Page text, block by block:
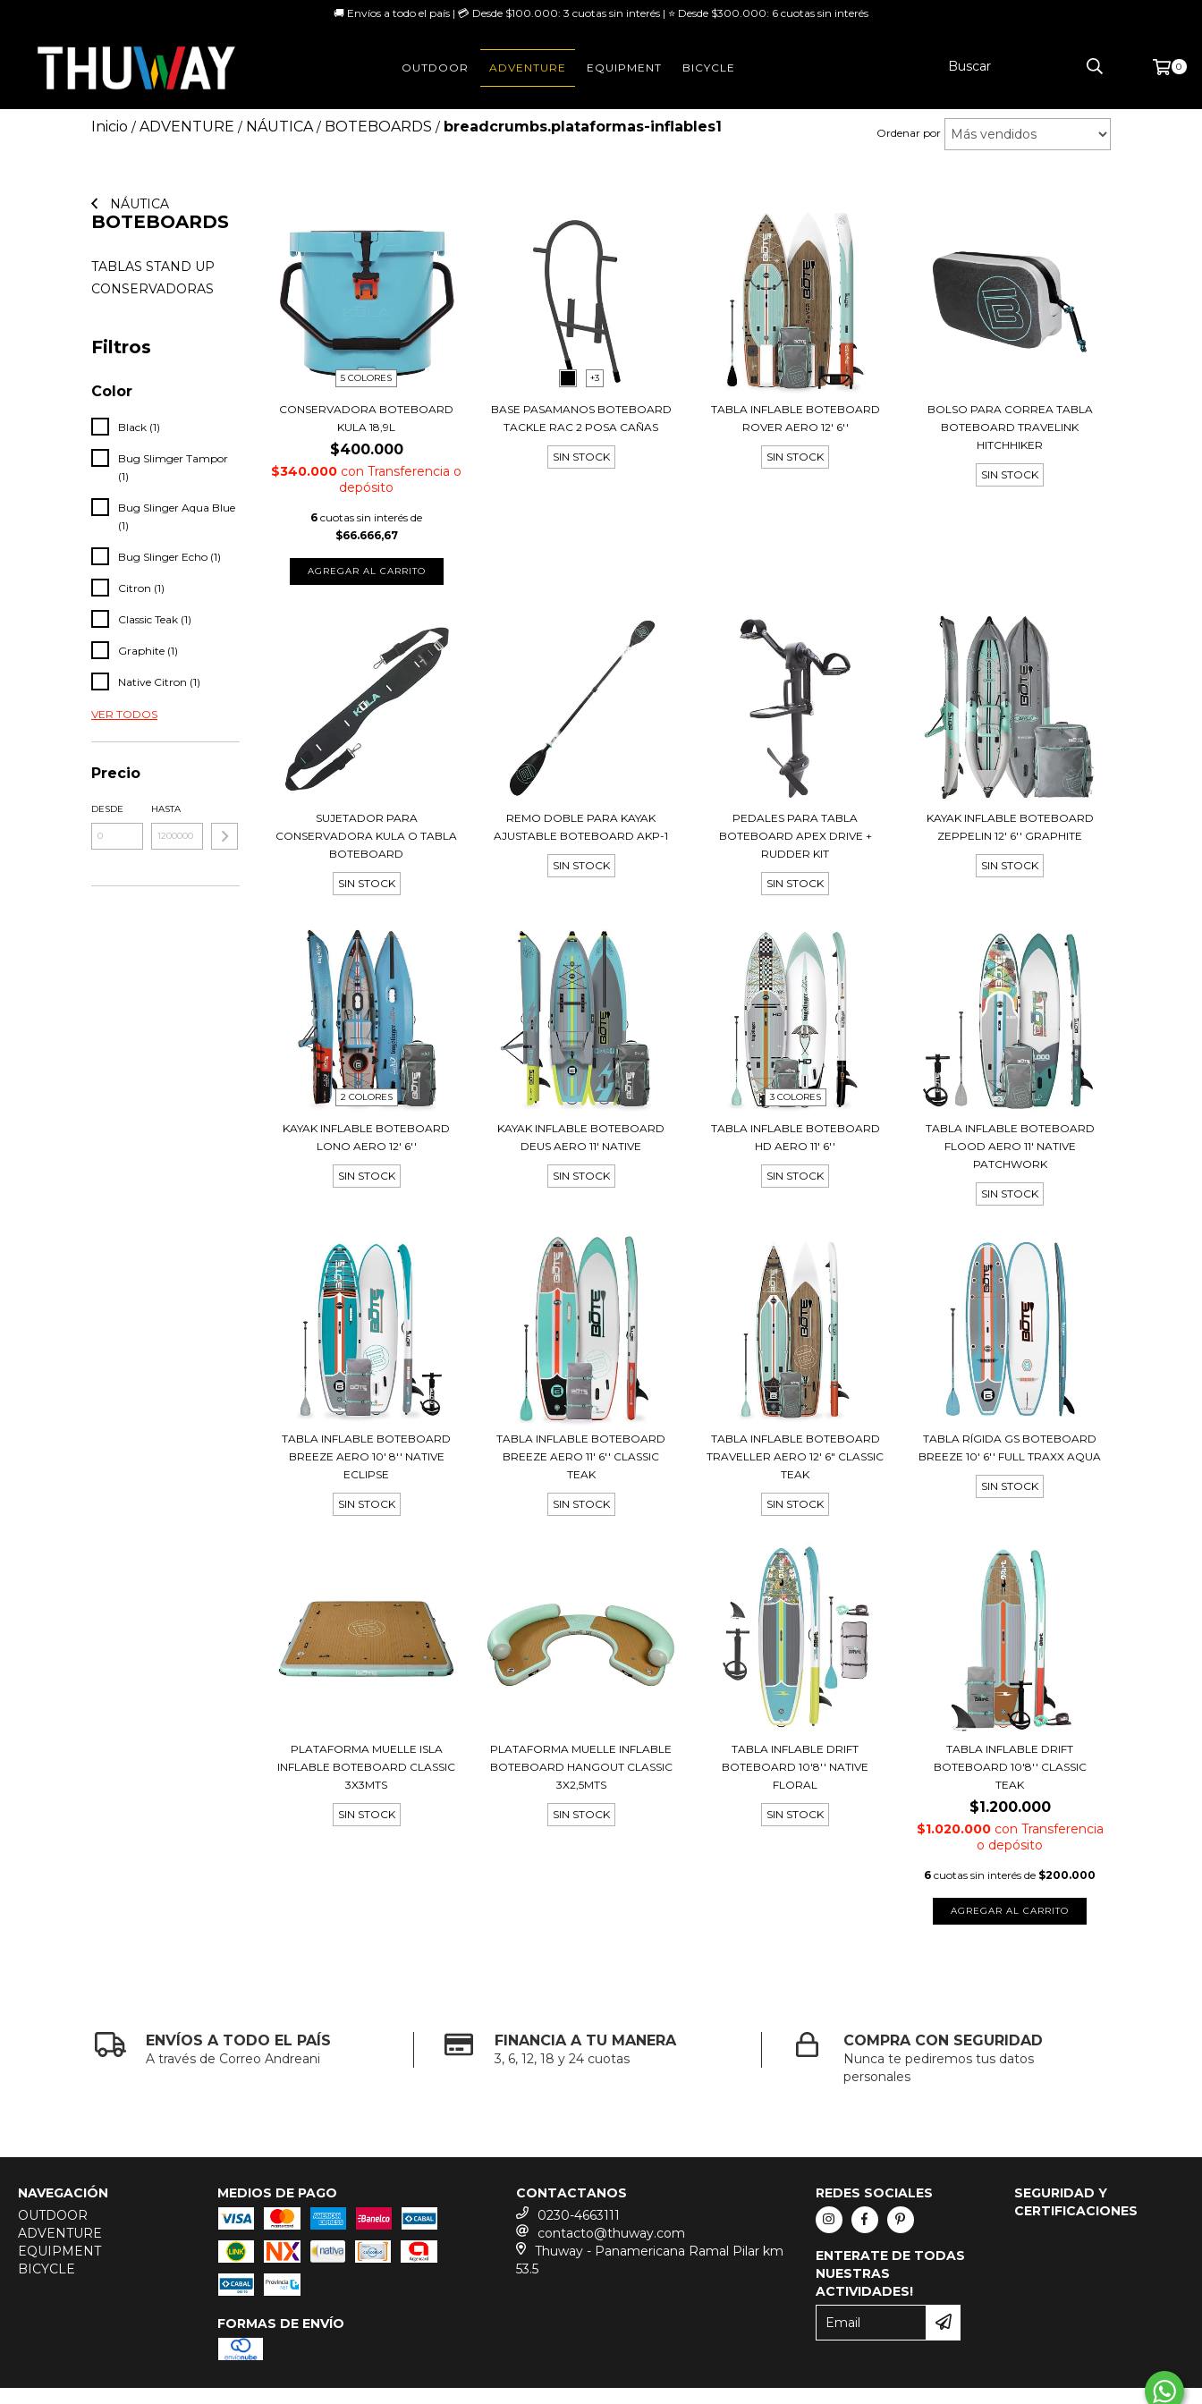
🚚 Envíos a todo el país | 💳 Desde $100.000: 3 cuotas sin interés | ⭐ Desde $300.000: 6 cuotas sin interés
OUTDOOR ADVENTURE EQUIPMENT BICYCLE 0
Inicio / ADVENTURE / NÁUTICA / BOTEBOARDS / breadcrumbs.plataformas-inflables1 Ordenar por
NÁUTICA
BOTEBOARDS
TABLAS STAND UP
CONSERVADORAS
Filtros
Color
Black (1)
Bug Slimger Tampor
(1)
Bug Slinger Aqua Blue
(1)
Bug Slinger Echo (1)
Citron (1)
Classic Teak (1)
Graphite (1)
Native Citron (1)
VER TODOS
Precio
DESDE HASTA
5 COLORES
CONSERVADORA BOTEBOARD
KULA 18,9L
$400.000
$340.000 con Transferencia o
depósito
6 cuotas sin interés de
$66.666,67
AGREGAR AL CARRITO
+3
BASE PASAMANOS BOTEBOARD
TACKLE RAC 2 POSA CAÑAS
SIN STOCK
TABLA INFLABLE BOTEBOARD
ROVER AERO 12' 6''
SIN STOCK
BOLSO PARA CORREA TABLA
BOTEBOARD TRAVELINK
HITCHHIKER
SIN STOCK
SUJETADOR PARA
CONSERVADORA KULA O TABLA
BOTEBOARD
SIN STOCK
REMO DOBLE PARA KAYAK
AJUSTABLE BOTEBOARD AKP-1
SIN STOCK
PEDALES PARA TABLA
BOTEBOARD APEX DRIVE +
RUDDER KIT
SIN STOCK
KAYAK INFLABLE BOTEBOARD
ZEPPELIN 12' 6'' GRAPHITE
SIN STOCK
2 COLORES
KAYAK INFLABLE BOTEBOARD
LONO AERO 12' 6''
SIN STOCK
KAYAK INFLABLE BOTEBOARD
DEUS AERO 11' NATIVE
SIN STOCK
3 COLORES
TABLA INFLABLE BOTEBOARD
HD AERO 11' 6''
SIN STOCK
TABLA INFLABLE BOTEBOARD
FLOOD AERO 11' NATIVE
PATCHWORK
SIN STOCK
TABLA INFLABLE BOTEBOARD
BREEZE AERO 10' 8'' NATIVE
ECLIPSE
SIN STOCK
TABLA INFLABLE BOTEBOARD
BREEZE AERO 11' 6'' CLASSIC
TEAK
SIN STOCK
TABLA INFLABLE BOTEBOARD
TRAVELLER AERO 12' 6" CLASSIC
TEAK
SIN STOCK
TABLA RÍGIDA GS BOTEBOARD
BREEZE 10' 6'' FULL TRAXX AQUA
SIN STOCK
PLATAFORMA MUELLE ISLA
INFLABLE BOTEBOARD CLASSIC
3X3MTS
SIN STOCK
PLATAFORMA MUELLE INFLABLE
BOTEBOARD HANGOUT CLASSIC
3X2,5MTS
SIN STOCK
TABLA INFLABLE DRIFT
BOTEBOARD 10'8'' NATIVE
FLORAL
SIN STOCK
TABLA INFLABLE DRIFT
BOTEBOARD 10'8'' CLASSIC
TEAK
$1.200.000
$1.020.000 con Transferencia
o depósito
6 cuotas sin interés de $200.000
ENVÍOS A TODO EL PAÍS
A través de Correo Andreani
FINANCIA A TU MANERA
3, 6, 12, 18 y 24 cuotas
COMPRA CON SEGURIDAD
Nunca te pediremos tus datos
personales
NAVEGACIÓN
OUTDOOR
ADVENTURE
EQUIPMENT
BICYCLE
MEDIOS DE PAGO
FORMAS DE ENVÍO
CONTACTANOS
0230-4663111
contacto@thuway.com
Thuway - Panamericana Ramal Pilar km
53.5
REDES SOCIALES
ENTERATE DE TODAS
NUESTRAS
ACTIVIDADES!
SEGURIDAD Y
CERTIFICACIONES